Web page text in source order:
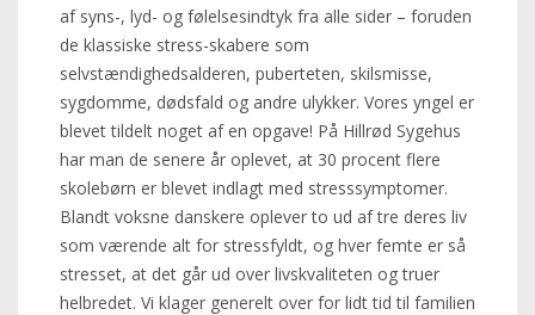
af syns-, lyd- og følelsesindtyk fra alle sider – foruden
de klassiske stress-skabere som
selvstændighedsalderen, puberteten, skilsmisse,
sygdomme, dødsfald og andre ulykker. Vores yngel er
blevet tildelt noget af en opgave! På Hillrød Sygehus
har man de senere år oplevet, at 30 procent flere
skolebørn er blevet indlagt med stresssymptomer.
Blandt voksne danskere oplever to ud af tre deres liv
som værende alt for stressfyldt, og hver femte er så
stresset, at det går ud over livskvaliteten og truer
helbredet. Vi klager generelt over for lidt tid til familien